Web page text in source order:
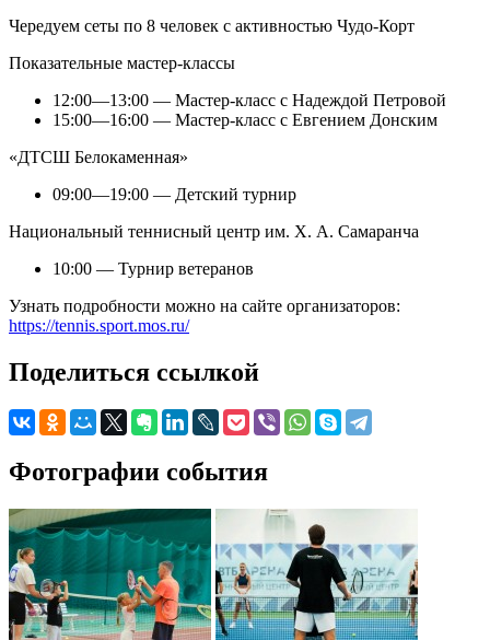
Чередуем сеты по 8 человек с активностью Чудо-Корт
Показательные мастер-классы
12:00—13:00 — Мастер-класс с Надеждой Петровой
15:00—16:00 — Мастер-класс с Евгением Донским
«ДТСШ Белокаменная»
09:00—19:00 — Детский турнир
Национальный теннисный центр им. Х. А. Самаранча
10:00 — Турнир ветеранов
Узнать подробности можно на сайте организаторов:
https://tennis.sport.mos.ru/
Поделиться ссылкой
Фотографии события